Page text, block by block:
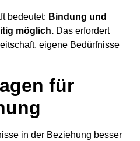
bedeutet: Bindung und
möglich. Das erfordert
eigene Bedürfnisse
für
in der Beziehung besser